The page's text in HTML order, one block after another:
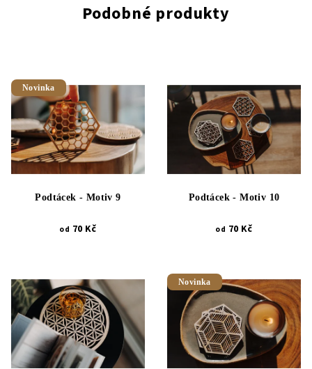
Podobné produkty
Novinka
Podtácek - Motiv 9
od 70 Kč
Podtácek - Motiv 10
od 70 Kč
Novinka